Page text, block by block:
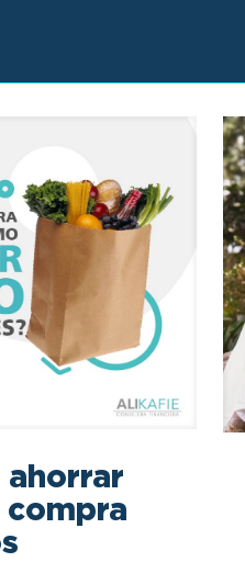
ahorrar